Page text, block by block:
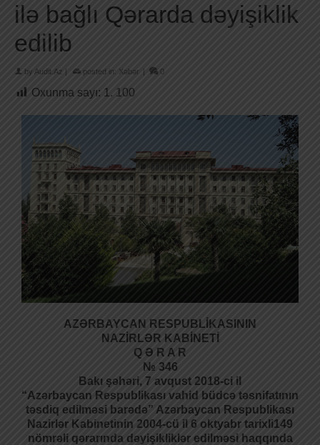
ilə bağlı Qərarda dəyişiklik
edilib
by Audit.Az | posted in: Xəbər | 0
Oxunma sayı: 1. 100
AZƏRBAYCAN RESPUBLİKASININ
NAZİRLƏR KABİNETİ
Q Ə R A R
№ 346
Bakı şəhəri, 7 avqust 2018-ci il
“Azərbaycan Respublikası vahid büdcə təsnifatının
təsdiq edilməsi barədə” Azərbaycan Respublikası
Nazirlər Kabinetinin 2004-cü il 6 oktyabr tarixli149
nömrəli qərarında dəyişikliklər edilməsi haqqında